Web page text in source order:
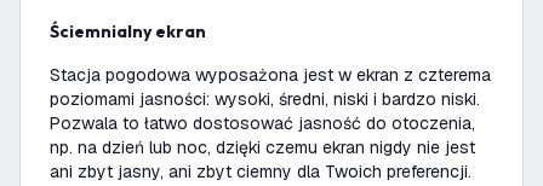
Ściemnialny ekran
Stacja pogodowa wyposażona jest w ekran z czterema
poziomami jasności: wysoki, średni, niski i bardzo niski.
Pozwala to łatwo dostosować jasność do otoczenia,
np. na dzień lub noc, dzięki czemu ekran nigdy nie jest
ani zbyt jasny, ani zbyt ciemny dla Twoich preferencji.